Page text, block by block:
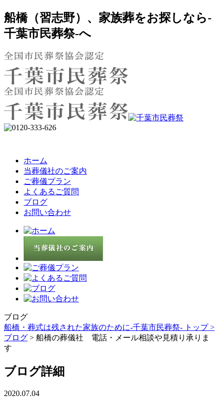
船橋（習志野）、家族葬をお探しなら-
千葉市民葬祭-へ
ホーム
当葬儀社のご案内
ご葬儀プラン
よくあるご質問
ブログ
お問い合わせ
ブログ
船橋・葬式は残された家族のために-千葉市民葬祭- トップ >
ブログ > 船橋の葬儀社 電話・メール相談や見積り承りま
す
ブログ詳細
2020.07.04